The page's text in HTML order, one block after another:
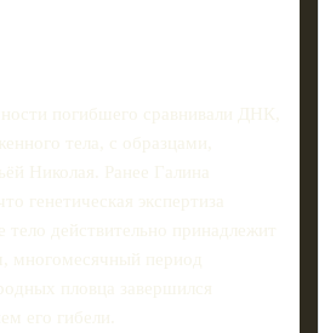
погибшего сравнивали ДНК,
тела, с образцами,
Николая. Ранее Галина
генетическая экспертиза
тело действительно принадлежит
многомесячный период
пловца завершился
его гибели.